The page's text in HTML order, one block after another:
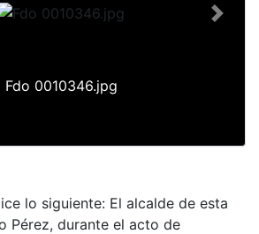
Fdo 0010346.jpg
Next
lo siguiente: El alcalde de esta
Pérez, durante el acto de